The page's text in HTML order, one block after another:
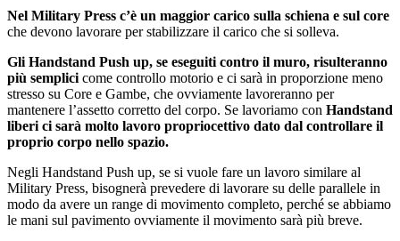
Nel Military Press c’è un maggior carico sulla schiena e sul core
che devono lavorare per stabilizzare il carico che si solleva.
Gli Handstand Push up, se eseguiti contro il muro, risulteranno
più semplici come controllo motorio e ci sarà in proporzione meno
stresso su Core e Gambe, che ovviamente lavoreranno per
mantenere l’assetto corretto del corpo. Se lavoriamo con Handstand
liberi ci sarà molto lavoro propriocettivo dato dal controllare il
proprio corpo nello spazio.
Negli Handstand Push up, se si vuole fare un lavoro similare al
Military Press, bisognerà prevedere di lavorare su delle parallele in
modo da avere un range di movimento completo, perché se abbiamo
le mani sul pavimento ovviamente il movimento sarà più breve.